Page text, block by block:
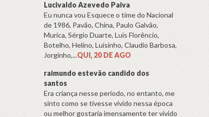
Lucivaldo Azevedo Paiva
Eu nunca vou Esquece o time do Nacional
de 1986, Pavão, China, Paulo Galvão,
Murica, Sérgio Duarte, Luís Florêncio,
Botelho, Helino, Luísinho, Claudio Barbosa,
Jorginho,...QUI, 20 DE AGO
raimundo estevão candido dos
santos
Era criança nesse período, no entanto, me
sinto como se tivesse vivido nessa época
ou melhor gostaria imensamente ter vivido